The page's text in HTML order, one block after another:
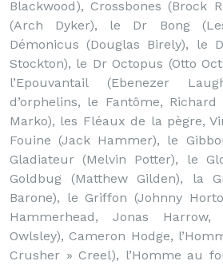
Blackwood), Crossbones (Brock
(Arch Dyker), le Dr Bong
Démonicus (Douglas Birely), le
Stockton), le Dr Octopus (Otto
l’Epouvantail (Ebenezer
d’orphelins, le Fantôme,
Marko), les Fléaux de la pègre,
Fouine (Jack Hammer), le
Gladiateur (Melvin Potter), le
Goldbug (Matthew Gilden), la
Barone), le Griffon (Johnny
Hammerhead, Jonas
Owlsley), Cameron Hodge,
Crusher » Creel), l’Homme au